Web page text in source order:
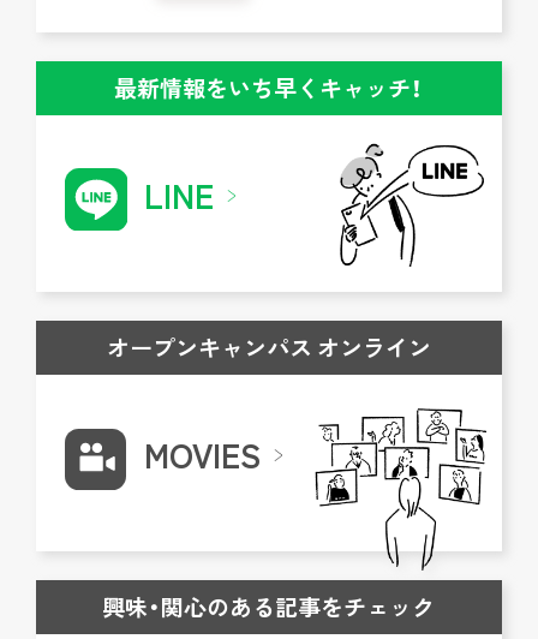
最新情報をいち早くキャッチ！
LINE
オープンキャンパス オンライン
MOVIES
興味・関心のある記事をチェック